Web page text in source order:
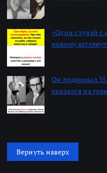
«Один случай с
новому
Он поднимал 35
оказался на
Вернуть наверх